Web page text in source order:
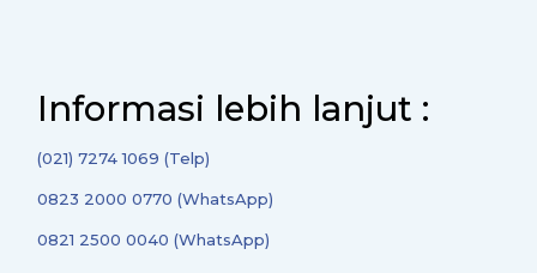
Informasi lebih lanjut :
(021) 7274 1069 (Telp)
0823 2000 0770 (WhatsApp)
0821 2500 0040 (WhatsApp)